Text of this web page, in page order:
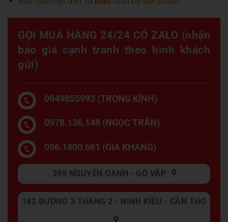
GỌI MUA HÀNG 24/24 CÓ ZALO (nhận
báo giá cạnh tranh theo hình khách
gửi)
0949855993 (TRỌNG KÍNH)
0978.136.148 (NGỌC TRÂN)
096.1800.661 (GIA KHANG)
399 NGUYỄN OANH - GÒ VẤP
182 ĐƯỜNG 3 THÁNG 2 - NINH KIỀU - CẦN THƠ